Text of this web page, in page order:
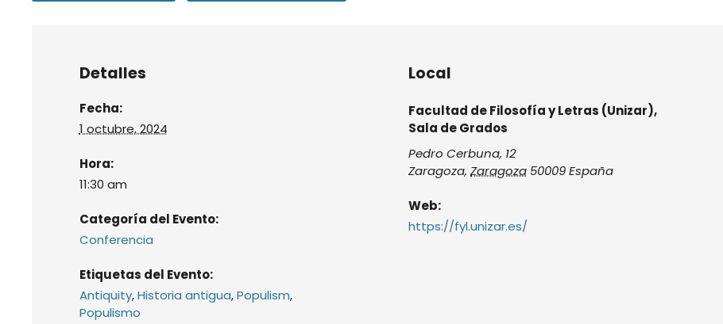
Detalles
Fecha:
1 octubre, 2024
Hora:
11:30 am
Categoría del Evento:
Conferencia
Etiquetas del Evento:
Antiquity,Historia antigua,Populism,
Populismo
Local
Facultad de Filosofía y Letras (Unizar),
Sala de Grados
Pedro Cerbuna, 12
Zaragoza, Zaragoza 50009 España
Web:
https://fyl.unizar.es/